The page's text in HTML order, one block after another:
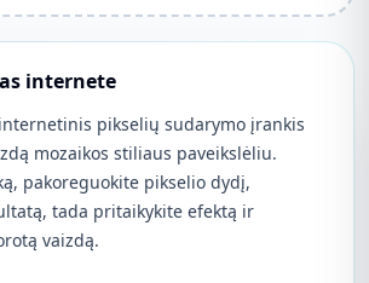
internete
pikselių sudarymo įrankis
mozaikos stiliaus paveikslėliu.
pakoreguokite pikselio dydį,
tada pritaikykite efektą ir
vaizdą.